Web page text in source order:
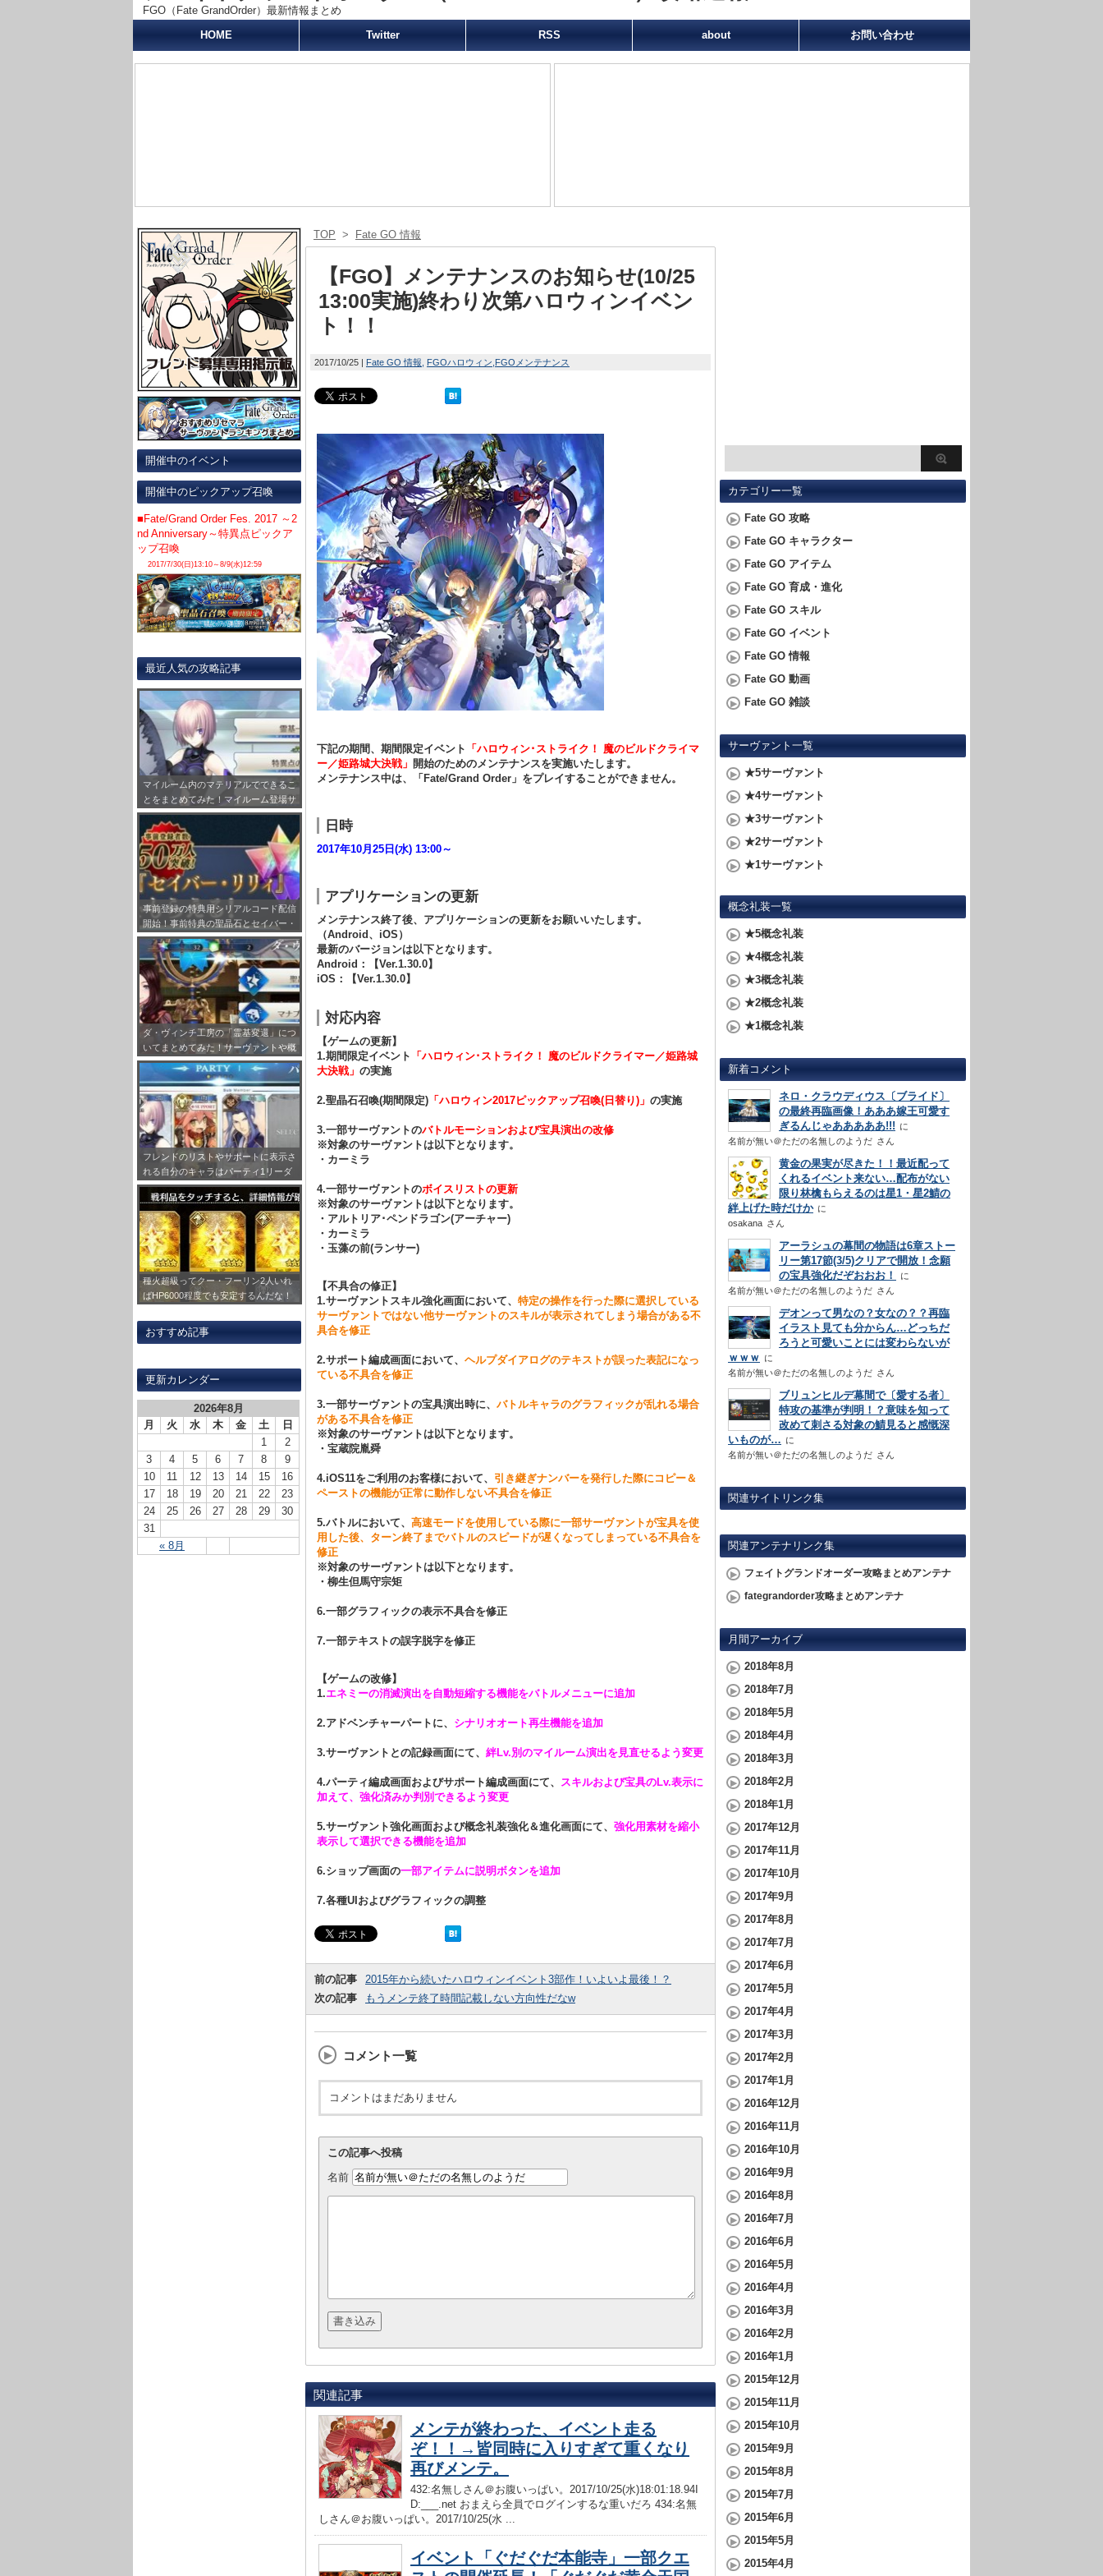
FGO（Fate GrandOrder）最新情報まとめ
HOME
Twitter RSS about お問い合わせ
開催中のイベント
開催中のピックアップ召喚
■Fate/Grand Order Fes. 2017 ～2
nd Anniversary～特異点ピックア
ップ召喚
2017/7/30(日)13:10～8/9(水)12:59
最近人気の攻略記事
マイルーム内のマテリアルでできるこ
とをまとめてみた！マイルーム登場サ
ーヴァント設定も！
事前登録の特典用シリアルコード配信
開始！事前特典の聖晶石とセイバー・
リリィの受け取り方法をまとめてみ
た！
ダ・ヴィンチ工房の「霊基変還」につ
いてまとめてみた！サーヴァントや概
念礼装をQPに変えられえるぞ！
フレンドのリストやサポートに表示さ
れる自分のキャラはパーティ1リーダ
ーで固定だぞ！
種火超級ってクー・フーリン2人いれ
ばHP6000程度でも安定するんだな！
周回可能で助かるｗｗ
おすすめ記事
更新カレンダー
2026年8月
月
火 水 木 金 土 日
« 8月
1
2
3
4 5 6 7 8
9
10
11 12 13 14 15
16
17
18 19 20 21 22
23
24
25 26 27 28 29
30
31
TOP > Fate GO 情報
【FGO】メンテナンスのお知らせ(10/25
13:00実施)終わり次第ハロウィンイベン
ト！！
2017/10/25 Fate GO 情報 FGOハロウィン FGOメンテナンス
下記の期間、期間限定イベント 「ハロウィン･ストライク！ 魔のビルドクライマ
ー／姫路城大決戦」 開始のためのメンテナンスを実施いたします。
メンテナンス中は、「Fate/Grand Order」をプレイすることができません。
日時
2017年10月25日(水) 13:00～
アプリケーションの更新
メンテナンス終了後、アプリケーションの更新をお願いいたします。
（Android、iOS）
最新のバージョンは以下となります。
Android：
【Ver.1.30.0】
iOS：【Ver.1.30.0】
対応内容
【ゲームの更新】
1.期間限定イベント 「ハロウィン･ストライク！ 魔のビルドクライマー／姫路城
大決戦」 の実施
2.聖晶石召喚(期間限定) 「ハロウィン2017ピックアップ召喚(日替り)」 の実施
3.一部サーヴァントのバトルモーションおよび宝具演出の改修
※対象のサーヴァントは以下となります。
・カーミラ
4.一部サーヴァントのボイスリストの更新
※対象のサーヴァントは以下となります。
・アルトリア･ペンドラゴン(アーチャー)
・カーミラ
・玉藻の前(ランサー)
【不具合の修正】
1.サーヴァントスキル強化画面において、 特定の操作を行った際に選択している
サーヴァントではない他サーヴァントのスキルが表示されてしまう場合がある不
具合を修正
2.サポート編成画面において、 ヘルプダイアログのテキストが誤った表記になっ
ている不具合を修正
3.一部サーヴァントの宝具演出時に、 バトルキャラのグラフィックが乱れる場合
がある不具合を修正
※対象のサーヴァントは以下となります。
・宝蔵院胤舜
4.iOS11をご利用のお客様において、 引き継ぎナンバーを発行した際にコピー＆
ペーストの機能が正常に動作しない不具合を修正
5.バトルにおいて、 高速モードを使用している際に一部サーヴァントが宝具を使
用した後、ターン終了までバトルのスピードが遅くなってしまっている不具合を
修正
※対象のサーヴァントは以下となります。
・柳生但馬守宗矩
6.一部グラフィックの表示不具合を修正
7.一部テキストの誤字脱字を修正
【ゲームの改修】
1.エネミーの消滅演出を自動短縮する機能をバトルメニューに追加
2.アドベンチャーパートに、 シナリオオート再生機能を追加
3.サーヴァントとの記録画面にて、 絆Lv.別のマイルーム演出を見直せるよう変更
4.パーティ編成画面およびサポート編成画面にて、 スキルおよび宝具のLv.表示に
加えて、強化済みか判別できるよう変更
5.サーヴァント強化画面および概念礼装強化＆進化画面にて、 強化用素材を縮小
表示して選択できる機能を追加
6.ショップ画面の一部アイテムに説明ボタンを追加
7.各種UIおよびグラフィックの調整
前の記事
2015年から続いたハロウィンイベント3部作！いよいよ最後！？
次の記事
もうメンテ終了時間記載しない方向性だなw
コメント一覧
コメントはまだありません
この記事へ投稿
名前
関連記事
メンテが終わった、イベント走る
ぞ！！→皆同時に入りすぎて重くなり
再びメンテ。
432:名無しさん＠お腹いっぱい。2017/10/25(水)18:01:18.94I
D:___.net おまえら全員でログインするな重いだろ 434:名無
しさん＠お腹いっぱい。2017/10/25(水 ...
イベント「ぐだぐだ本能寺」一部クエ
カテゴリー一覧
Fate GO 攻略
Fate GO キャラクター
Fate GO アイテム
Fate GO 育成・進化
Fate GO スキル
Fate GO イベント
Fate GO 情報
Fate GO 動画
Fate GO 雑談
サーヴァント一覧
★5サーヴァント
★4サーヴァント
★3サーヴァント
★2サーヴァント
★1サーヴァント
概念礼装一覧
★5概念礼装
★4概念礼装
★3概念礼装
★2概念礼装
★1概念礼装
新着コメント
ネロ・クラウディウス〔ブライド〕
の最終再臨画像！あああ嫁王可愛す
ぎるんじゃあああああ!!!
名前が無い＠ただの名無しのようだ さん
黄金の果実が尽きた！！最近配って
くれるイベント来ない…配布がない
限り林檎もらえるのは星1・星2鯖の
絆上げた時だけか
osakana さん
アーラシュの幕間の物語は6章ストー
リー第17節(3/5)クリアで開放！念願
の宝具強化だぞおおお！
名前が無い＠ただの名無しのようだ さん
デオンって男なの？女なの？？再臨
イラスト見ても分からん…どっちだ
ろうと可愛いことには変わらないが
ｗｗｗ
名前が無い＠ただの名無しのようだ さん
ブリュンヒルデ幕間で〔愛する者〕
特攻の基準が判明！？意味を知って
改めて刺さる対象の鯖見ると感慨深
いものが…
名前が無い＠ただの名無しのようだ さん
関連サイトリンク集
関連アンテナリンク集
フェイトグランドオーダー攻略まとめアンテナ
fategrandorder攻略まとめアンテナ
月間アーカイブ
2018年8月
2018年7月
2018年5月
2018年4月
2018年3月
2018年2月
2018年1月
2017年12月
2017年11月
2017年10月
2017年9月
2017年8月
2017年7月
2017年6月
2017年5月
2017年4月
2017年3月
2017年2月
2017年1月
2016年12月
2016年11月
2016年10月
2016年9月
2016年8月
2016年7月
2016年6月
2016年5月
2016年4月
2016年3月
2016年2月
2016年1月
2015年12月
2015年11月
2015年10月
2015年9月
2015年8月
2015年7月
2015年6月
2015年5月
2015年4月